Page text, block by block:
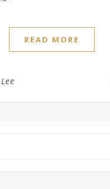
READ MORE